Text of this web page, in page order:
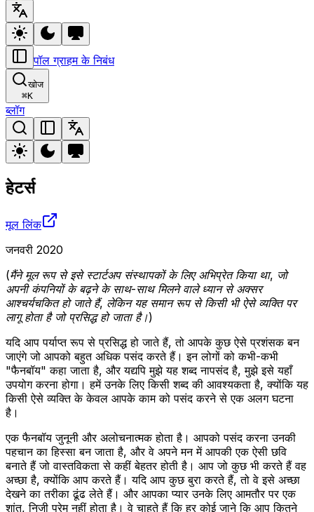
पॉल ग्राहम के निबंध
खोज
⌘K
ब्लॉग
हेटर्स
मूल लिंक
जनवरी 2020
(मैंने मूल रूप से इसे स्टार्टअप संस्थापकों के लिए अभिप्रेत किया था, जो
अपनी कंपनियों के बढ़ने के साथ-साथ मिलने वाले ध्यान से अक्सर
आश्चर्यचकित हो जाते हैं, लेकिन यह समान रूप से किसी भी ऐसे व्यक्ति पर
लागू होता है जो प्रसिद्ध हो जाता है।)
यदि आप पर्याप्त रूप से प्रसिद्ध हो जाते हैं, तो आपके कुछ ऐसे प्रशंसक बन
जाएंगे जो आपको बहुत अधिक पसंद करते हैं। इन लोगों को कभी-कभी
"फैनबॉय" कहा जाता है, और यद्यपि मुझे यह शब्द नापसंद है, मुझे इसे यहाँ
उपयोग करना होगा। हमें उनके लिए किसी शब्द की आवश्यकता है, क्योंकि यह
किसी ऐसे व्यक्ति के केवल आपके काम को पसंद करने से एक अलग घटना
है।
एक फैनबॉय जुनूनी और अलोचनात्मक होता है। आपको पसंद करना उनकी
पहचान का हिस्सा बन जाता है, और वे अपने मन में आपकी एक ऐसी छवि
बनाते हैं जो वास्तविकता से कहीं बेहतर होती है। आप जो कुछ भी करते हैं वह
अच्छा है, क्योंकि आप करते हैं। यदि आप कुछ बुरा करते हैं, तो वे इसे अच्छा
देखने का तरीका ढूंढ लेते हैं। और आपका प्यार उनके लिए आमतौर पर एक
शांत, निजी प्रेम नहीं होता है। वे चाहते हैं कि हर कोई जाने कि आप कितने